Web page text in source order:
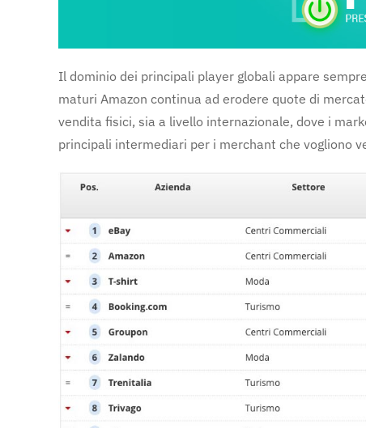
Il dominio dei principali player globali appare
maturi Amazon continua ad erodere quote di
vendita fisici, sia a livello internazionale, dove i
principali intermediari per i merchant che vogliono